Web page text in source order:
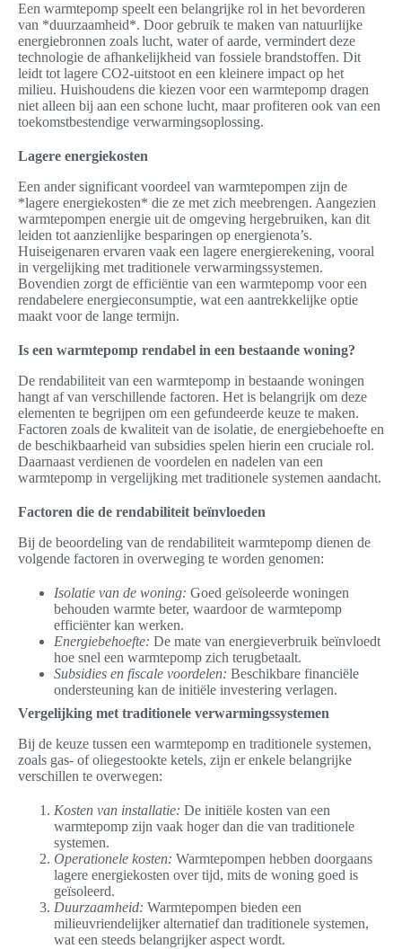
Een warmtepomp speelt een belangrijke rol in het bevorderen
van *duurzaamheid*. Door gebruik te maken van natuurlijke
energiebronnen zoals lucht, water of aarde, vermindert deze
technologie de afhankelijkheid van fossiele brandstoffen. Dit
leidt tot lagere CO2-uitstoot en een kleinere impact op het
milieu. Huishoudens die kiezen voor een warmtepomp dragen
niet alleen bij aan een schone lucht, maar profiteren ook van een
toekomstbestendige verwarmingsoplossing.
Lagere energiekosten
Een ander significant voordeel van warmtepompen zijn de
*lagere energiekosten* die ze met zich meebrengen. Aangezien
warmtepompen energie uit de omgeving hergebruiken, kan dit
leiden tot aanzienlijke besparingen op energienota’s.
Huiseigenaren ervaren vaak een lagere energierekening, vooral
in vergelijking met traditionele verwarmingssystemen.
Bovendien zorgt de efficiëntie van een warmtepomp voor een
rendabelere energieconsumptie, wat een aantrekkelijke optie
maakt voor de lange termijn.
Is een warmtepomp rendabel in een bestaande woning?
De rendabiliteit van een warmtepomp in bestaande woningen
hangt af van verschillende factoren. Het is belangrijk om deze
elementen te begrijpen om een gefundeerde keuze te maken.
Factoren zoals de kwaliteit van de isolatie, de energiebehoefte en
de beschikbaarheid van subsidies spelen hierin een cruciale rol.
Daarnaast verdienen de voordelen en nadelen van een
warmtepomp in vergelijking met traditionele systemen aandacht.
Factoren die de rendabiliteit beïnvloeden
Bij de beoordeling van de rendabiliteit warmtepomp dienen de
volgende factoren in overweging te worden genomen:
Isolatie van de woning: Goed geïsoleerde woningen
behouden warmte beter, waardoor de warmtepomp
efficiënter kan werken.
Energiebehoefte: De mate van energieverbruik beïnvloedt
hoe snel een warmtepomp zich terugbetaalt.
Subsidies en fiscale voordelen: Beschikbare financiële
ondersteuning kan de initiële investering verlagen.
Vergelijking met traditionele verwarmingssystemen
Bij de keuze tussen een warmtepomp en traditionele systemen,
zoals gas- of oliegestookte ketels, zijn er enkele belangrijke
verschillen te overwegen:
Kosten van installatie: De initiële kosten van een
warmtepomp zijn vaak hoger dan die van traditionele
systemen.
Operationele kosten: Warmtepompen hebben doorgaans
lagere energiekosten over tijd, mits de woning goed is
geïsoleerd.
Duurzaamheid: Warmtepompen bieden een
milieuvriendelijker alternatief dan traditionele systemen,
wat een steeds belangrijker aspect wordt.